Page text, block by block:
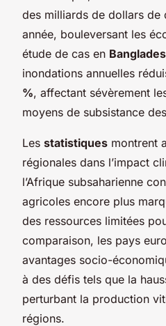
des milliards de dollars de
année, bouleversant les
étude de cas en
inondations annuelles
%, affectant sévèrement
moyens de subsistance
Les statistiques montrent
régionales dans l’impact
l’Afrique subsaharienne
agricoles encore plus
des ressources limitées
comparaison, les pays
avantages socio-
à des défis tels que la
perturbant la production
régions.